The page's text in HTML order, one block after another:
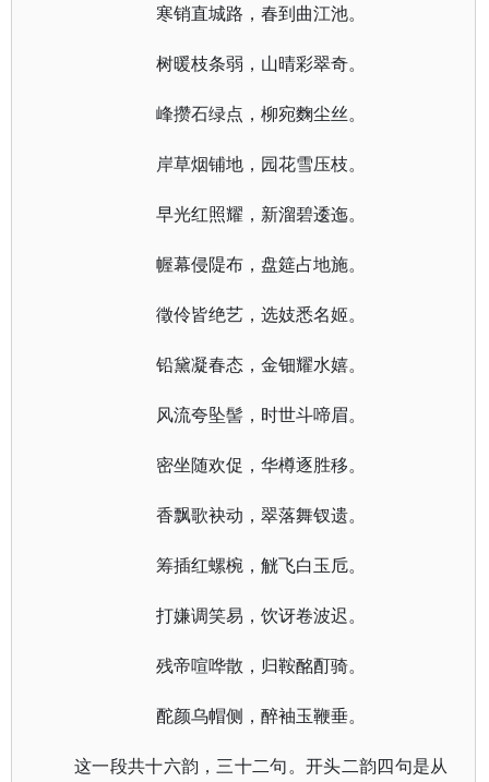
寒销直城路，春到曲江池。
树暖枝条弱，山晴彩翠奇。
峰攒石绿点，柳宛麴尘丝。
岸草烟铺地，园花雪压枝。
早光红照耀，新溜碧逶迤。
幄幕侵隄布，盘筵占地施。
徵伶皆绝艺，选妓悉名姬。
铅黛凝春态，金钿耀水嬉。
风流夸坠髻，时世斗啼眉。
密坐随欢促，华樽逐胜移。
香飘歌袂动，翠落舞钗遗。
筹插红螺椀，觥飞白玉卮。
打嫌调笑易，饮讶卷波迟。
残帝喧哗散，归鞍酩酊骑。
酡颜乌帽侧，醉袖玉鞭垂。
这一段共十六韵，三十二句。开头二韵四句是从